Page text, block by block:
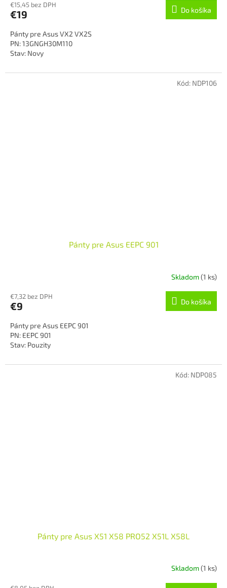
€15,45 bez DPH
€19 Do košíka
Pánty pre Asus VX2 VX2S
PN: 13GNGH30M110
Stav: Novy
Pánty pre Asus EEPC 901
Skladom(1 ks)
€7,32 bez DPH
€9 Do košíka
Pánty pre Asus EEPC 901
PN: EEPC 901
Stav: Pouzity
Kód: NDP106
Pánty pre Asus X51 X58 PRO52 X51L X58L
Skladom(1 ks)
Kód: NDP085